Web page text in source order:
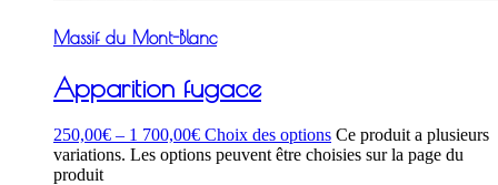
Massif du Mont-Blanc
Apparition fugace
250,00€ – 1 700,00€ Choix des options Ce produit a plusieurs
variations. Les options peuvent être choisies sur la page du
produit